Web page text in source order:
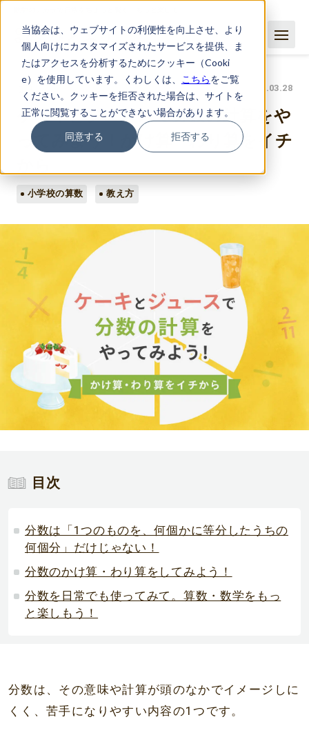
当協会は、ウェブサイトの利便性を向上させ、より
個人向けにカスタマイズされたサービスを提供、ま
たはアクセスを分析するためにクッキー（Cooki
e）を使用しています。くわしくは、
こちらをご覧
ください。クッキーを拒否された場合は、サイトを
正常に閲覧することができない場合があります。
同意する 拒否する
ママ・パパ お役立ち 2022.03.28
ケーキとジュースで分数の計算をや
ってみよう！かけ算・わり算をイチ
小学校の算数 教え方
目次
分数は「1つのものを、何個かに等分したうちの
何個分」だけじゃない！
分数のかけ算・わり算をしてみよう！
分数を日常でも使ってみて。算数・数学をもっ
と楽しもう！
分数は、その意味や計算が頭のなかでイメージしに
くく、苦手になりやすい内容の1つです。